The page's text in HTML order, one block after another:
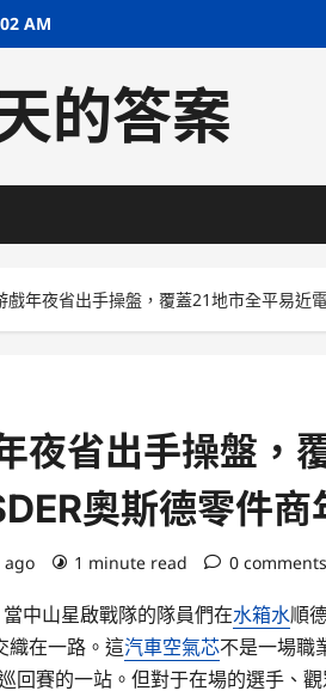
AM
的答案
戲年夜省出手操盤，覆蓋21地市全平易近
夜省出手操盤，
奧斯德零件
ago 1 minute read 0 comments
中山星啟戰隊的隊員們在水箱水順
織在一路。這汽車空氣芯不是一場職
回賽的一站。但對于在場的選手、